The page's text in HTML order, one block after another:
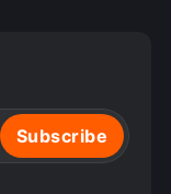
Subscribe